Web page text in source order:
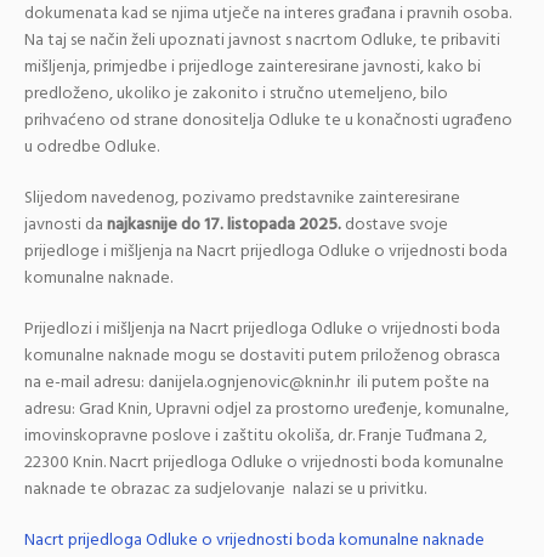
dokumenata kad se njima utječe na interes građana i pravnih osoba.
Na taj se način želi upoznati javnost s nacrtom Odluke, te pribaviti
mišljenja, primjedbe i prijedloge zainteresirane javnosti, kako bi
predloženo, ukoliko je zakonito i stručno utemeljeno, bilo
prihvaćeno od strane donositelja Odluke te u konačnosti ugrađeno
u odredbe Odluke.
Slijedom navedenog, pozivamo predstavnike zainteresirane
javnosti danajkasnije do 17. listopada 2025.dostave svoje
prijedloge i mišljenja na Nacrt prijedloga Odluke o vrijednosti boda
komunalne naknade.
Prijedlozi i mišljenja na Nacrt prijedloga Odluke o vrijednosti boda
komunalne naknade mogu se dostaviti putem priloženog obrasca
na e-mail adresu: danijela.ognjenovic@knin.hr ili putem pošte na
adresu: Grad Knin, Upravni odjel za prostorno uređenje, komunalne,
imovinskopravne poslove i zaštitu okoliša, dr. Franje Tuđmana 2,
22300 Knin. Nacrt prijedloga Odluke o vrijednosti boda komunalne
naknade te obrazac za sudjelovanje nalazi se u privitku.
Nacrt prijedloga Odluke o vrijednosti boda komunalne naknade